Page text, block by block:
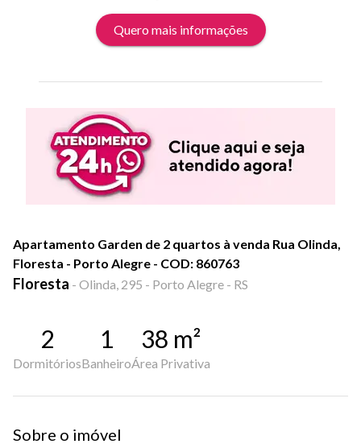
Quero mais informações
Apartamento Garden de 2 quartos à venda Rua Olinda,
Floresta - Porto Alegre - COD: 860763
Floresta - Olinda, 295 - Porto Alegre - RS
2
Dormitórios
1
Banheiro
38 m²
Área Privativa
Sobre o imóvel